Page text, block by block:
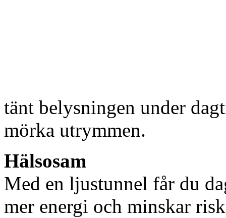
tänt belysningen under
mörka utrymmen.
Hälsosam
Med en ljustunnel får du
mer energi och minskar